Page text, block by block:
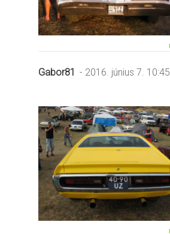
Gabor81 - 2016. június 7. 10:45